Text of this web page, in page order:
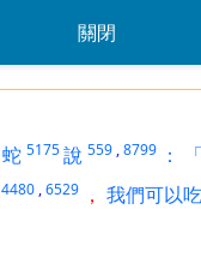
關閉
蛇 5175說 559 ,8799 ：
4480 ,6529 ， 我們可以吃